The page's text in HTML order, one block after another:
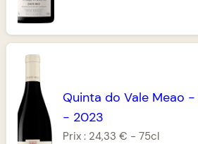
Quinta do Vale Meao -
- 2023
Prix : 24,33 € -75cl